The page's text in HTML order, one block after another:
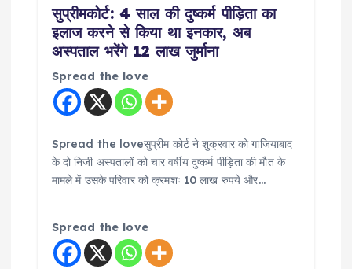
सुप्रीमकोर्ट: 4 साल की दुष्कर्म पीड़िता का
इलाज करने से किया था इनकार, अब
अस्पताल भरेंगे 12 लाख जुर्माना
Spread the love
Spread the loveसुप्रीम कोर्ट ने शुक्रवार को गाजियाबाद
के दो निजी अस्पतालों को चार वर्षीय दुष्कर्म पीड़िता की मौत के
मामले में उसके परिवार को क्रमशः 10 लाख रुपये और…
Spread the love